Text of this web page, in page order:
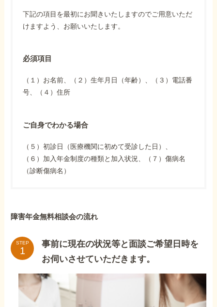
下記の項目を最初にお聞きいたしますのでご用意いただ
けますよう、お願いいたします。
必須項目
（１）お名前、（２）生年月日（年齢）、（３）電話番
号、（４）住所
ご自身でわかる場合
（５）初診日（医療機関に初めて受診した日）、
（６）加入年金制度の種類と加入状況、（７）傷病名
（診断傷病名）
障害年金無料相談会の流れ
STEP
事前に現在の状況等と面談ご希望日時を
お伺いさせていただきます。